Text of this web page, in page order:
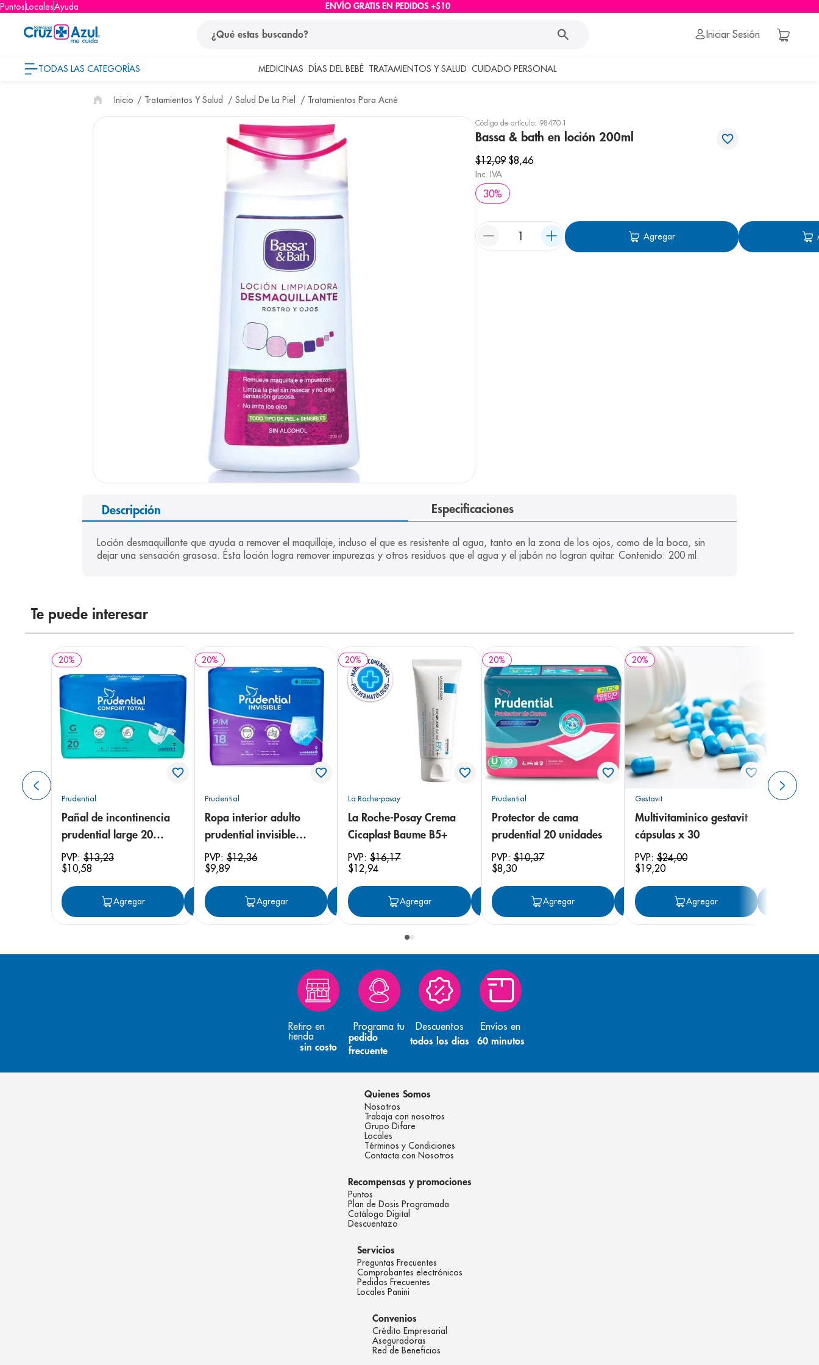
PuntosLocalesAyuda ENVÍO GRATIS EN PEDIDOS +$10
Iniciar Sesión
TODAS LAS CATEGORÍAS MEDICINAS DÍAS DEL BEBÉ TRATAMIENTOS Y SALUD CUIDADO PERSONAL
Tratamientos Y Salud Salud De La Piel Tratamientos Para Acné
Código de artículo: 98470-1
Bassa & bath en loción 200ml
$12,09 $8,46
Inc. IVA
30%
Agregar
Descripción Especificaciones
Loción desmaquillante que ayuda a remover el maquillaje, incluso el que es resistente al agua, tanto en la zona de los ojos, como de la boca, sin
dejar una sensación grasosa. Ésta loción logra remover impurezas y otros residuos que el agua y el jabón no logran quitar. Contenido: 200 ml.
Te puede interesar
20%
Prudential
Pañal de incontinencia
prudential large 20
unidades
PVP: $13,23
$10,58
Agregar Agregar
20%
Prudential
Ropa interior adulto
prudential invisible
small/medium 18
unidades
PVP:$12,36
$9,89
Agregar Agregar
20%
La Roche-posay
La Roche-Posay Crema
Cicaplast Baume B5+
PVP:$16,17
$12,94
Agregar Agregar
20%
Prudential
Protector de cama
prudential 20 unidades
PVP:$10,37
$8,30
Agregar Agregar
20%
Gestavit
Multivitaminico gestavit
cápsulas x 30
PVP:$24,00
$19,20
Agregar
Retiro en
tienda
sin costo
Programa tu
pedido
frecuente
Descuentos
todos los días
Envíos en
60 minutos
Quienes Somos
Nosotros
Trabaja con nosotros
Grupo Difare
Locales
Términos y Condiciones
Contacta con Nosotros
Recompensas y promociones
Puntos
Plan de Dosis Programada
Catálogo Digital
Descuentazo
Servicios
Preguntas Frecuentes
Comprobantes electrónicos
Pedidos Frecuentes
Locales Panini
Convenios
Crédito Empresarial
Aseguradoras
Red de Beneficios
términos más buscados
1 protector solar
pañales
eucerin
. nivea
desodorante